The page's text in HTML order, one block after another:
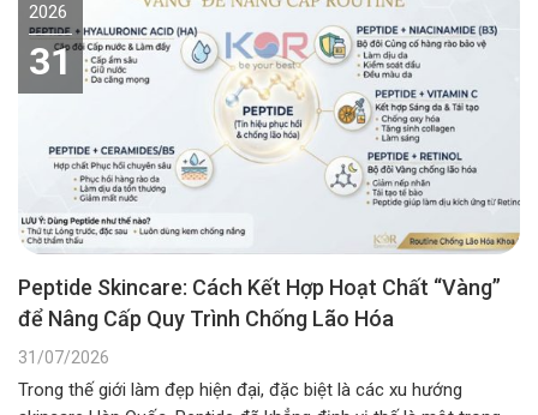
2026
31
Peptide Skincare: Cách Kết Hợp Hoạt Chất “Vàng”
để Nâng Cấp Quy Trình Chống Lão Hóa
31/07/2026
Trong thế giới làm đẹp hiện đại, đặc biệt là các xu hướng